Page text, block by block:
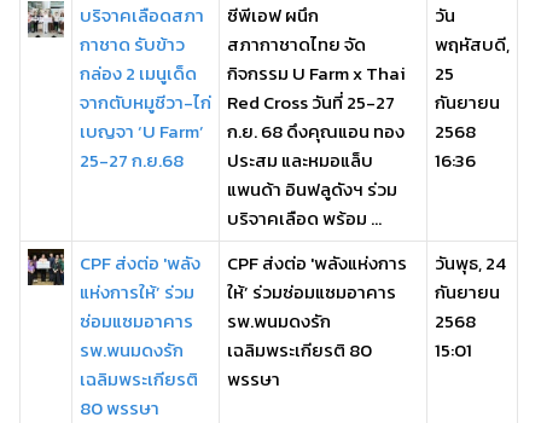
บริจาคเลือดสภา
กาชาด รับข้าว
กล่อง 2 เมนูเด็ด
จากตับหมูชีวา-ไก่
เบญจา ‘U Farm’
25-27 ก.ย.68
ซีพีเอฟ ผนึก
สภากาชาดไทย จัด
กิจกรรม U Farm x Thai
Red Cross วันที่ 25-27
ก.ย. 68 ดึงคุณแอน ทอง
ประสม และหมอแล็บ
แพนด้า อินฟลูดังฯ ร่วม
บริจาคเลือด พร้อม ...
วัน
พฤหัสบดี,
25
กันยายน
2568
16:36
CPF ส่งต่อ 'พลัง
แห่งการให้’ ร่วม
ซ่อมแซมอาคาร
รพ.พนมดงรัก
เฉลิมพระเกียรติ
80 พรรษา
CPF ส่งต่อ 'พลังแห่งการ
ให้’ ร่วมซ่อมแซมอาคาร
รพ.พนมดงรัก
เฉลิมพระเกียรติ 80
พรรษา
วันพุธ, 24
กันยายน
2568
15:01